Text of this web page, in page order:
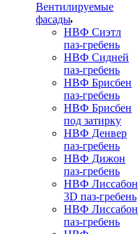
Вентилируемые
фасады
НВФ Сиэтл
паз-гребень
НВФ Сидней
паз-гребень
НВФ Брисбен
паз-гребень
НВФ Брисбен
под затирку
НВФ Денвер
паз-гребень
НВФ Дижон
паз-гребень
НВФ Лиссабон
3D паз-гребень
НВФ Лиссабон
паз-гребень